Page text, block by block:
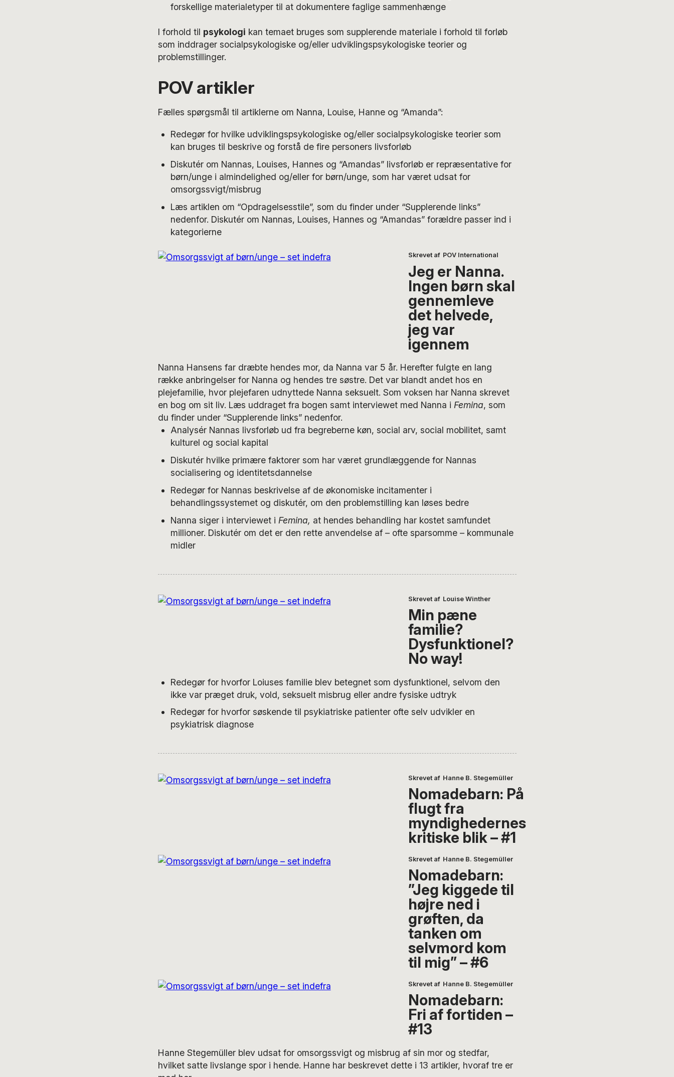
forskellige materialetyper til at dokumentere faglige sammenhænge
I forhold til psykologi kan temaet bruges som supplerende materiale i forhold til forløb
som inddrager socialpsykologiske og/eller udviklingspsykologiske teorier og
problemstillinger.
POV artikler
Fælles spørgsmål til artiklerne om Nanna, Louise, Hanne og “Amanda”:
Redegør for hvilke udviklingspsykologiske og/eller socialpsykologiske teorier som
kan bruges til beskrive og forstå de fire personers livsforløb
Diskutér om Nannas, Louises, Hannes og “Amandas” livsforløb er repræsentative for
børn/unge i almindelighed og/eller for børn/unge, som har været udsat for
omsorgssvigt/misbrug
Læs artiklen om “Opdragelsesstile”, som du finder under “Supplerende links”
nedenfor. Diskutér om Nannas, Louises, Hannes og “Amandas” forældre passer ind i
kategorierne
Skrevet af POV International
Jeg er Nanna.
Ingen børn skal
gennemleve
det helvede,
jeg var
igennem
Nanna Hansens far dræbte hendes mor, da Nanna var 5 år. Herefter fulgte en lang
række anbringelser for Nanna og hendes tre søstre. Det var blandt andet hos en
plejefamilie, hvor plejefaren udnyttede Nanna seksuelt. Som voksen har Nanna skrevet
en bog om sit liv. Læs uddraget fra bogen samt interviewet med Nanna i Femina, som
du finder under “Supplerende links” nedenfor.
Analysér Nannas livsforløb ud fra begreberne køn, social arv, social mobilitet, samt
kulturel og social kapital
Diskutér hvilke primære faktorer som har været grundlæggende for Nannas
socialisering og identitetsdannelse
Redegør for Nannas beskrivelse af de økonomiske incitamenter i
behandlingssystemet og diskutér, om den problemstilling kan løses bedre
Nanna siger i interviewet i Femina, at hendes behandling har kostet samfundet
millioner. Diskutér om det er den rette anvendelse af – ofte sparsomme – kommunale
midler
Skrevet af Louise Winther
Min pæne
familie?
Dysfunktionel?
No way!
Redegør for hvorfor Loiuses familie blev betegnet som dysfunktionel, selvom den
ikke var præget druk, vold, seksuelt misbrug eller andre fysiske udtryk
Redegør for hvorfor søskende til psykiatriske patienter ofte selv udvikler en
psykiatrisk diagnose
Skrevet af Hanne B. Stegemüller
Nomadebarn: På
flugt fra
myndighedernes
kritiske blik – #1
Skrevet af Hanne B. Stegemüller
Nomadebarn:
”Jeg kiggede til
højre ned i
grøften, da
tanken om
selvmord kom
til mig” – #6
Skrevet af Hanne B. Stegemüller
Nomadebarn:
Fri af fortiden –
#13
Hanne Stegemüller blev udsat for omsorgssvigt og misbrug af sin mor og stedfar,
hvilket satte livslange spor i hende. Hanne har beskrevet dette i 13 artikler, hvoraf tre er